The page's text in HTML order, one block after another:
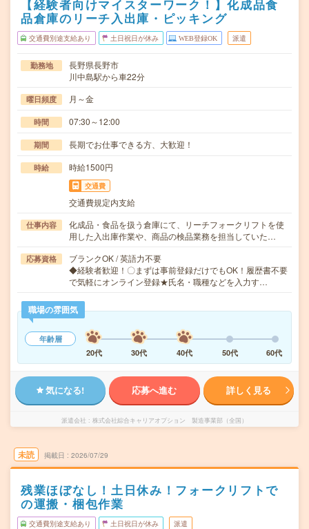
【経験者向けマイスターワーク！】化成品食
品倉庫のリーチ入出庫・ピッキング
交通費別途支給あり 土日祝日が休み WEB登録OK 派遣
勤務地
長野県長野市
川中島駅から車22分
曜日頻度 月～金
時間 07:30～12:00
期間 長期でお仕事できる方、大歓迎！
時給 時給1500円
交通費
交通費規定内支給
仕事内容
化成品・食品を扱う倉庫にて、リーチフォークリフトを使
用した入出庫作業や、商品の検品業務を担当していた…
応募資格
ブランクOK / 英語力不要
◆経験者歓迎！〇まずは事前登録だけでもOK！履歴書不要
で気軽にオンライン登録★氏名・職種などを入力す…
職場の雰囲気
年齢層
20代
30代 40代 50代 60代
気になる! 応募へ進む 詳しく見る
派遣会社 株式会社綜合キャリアオプション 製造事業部（全国）
未読 掲載日 2026/07/29
残業ほぼなし！土日休み！フォークリフトで
の運搬・梱包作業
交通費別途支給あり 土日祝日が休み 派遣